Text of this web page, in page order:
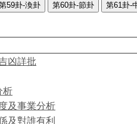
59卦-渙卦 第60卦-節卦 第61卦-
凶詳批
析
及事業分析
及對誰有利